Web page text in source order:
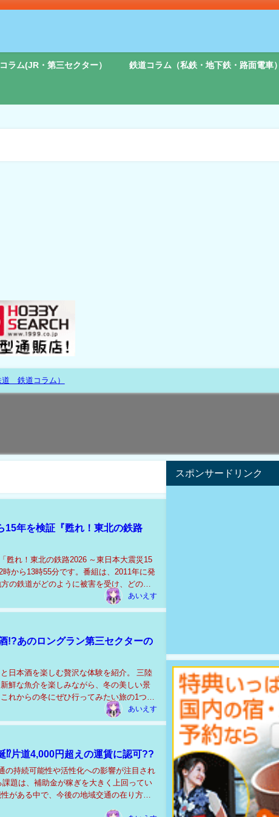
ラム(JR・第三セクター） 鉄道コラム（私鉄・地下鉄・路面電車）
道 鉄道コラム）
15年を検証『甦れ！東北の鉄路
甦れ！東北の鉄路2026 ～東日本大震災15
から13時55分です。番組は、2011年に発
の鉄道がどのように被害を受け、どのよ
あいえす
!?あのロングラン第三セクターの
日本酒を楽しむ贅沢な体験を紹介。 三陸
鮮な魚介を楽しみながら、冬の美しい景
れからの冬にぜひ行ってみたい旅の1つに
あいえす
片道4,000円超えの運賃に認可??
の持続可能性や活性化への影響が注目され
題は、補助金が稼ぎを大きく上回ってい
がある中で、今後の地域交通の在り方を
スポンサードリンク